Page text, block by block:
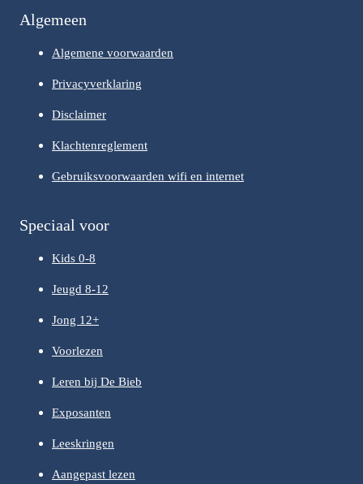
Algemeen
Algemene voorwaarden
Privacyverklaring
Disclaimer
Klachtenreglement
Gebruiksvoorwaarden wifi en internet
Speciaal voor
Kids 0-8
Jeugd 8-12
Jong 12+
Voorlezen
Leren bij De Bieb
Exposanten
Leeskringen
Aangepast lezen